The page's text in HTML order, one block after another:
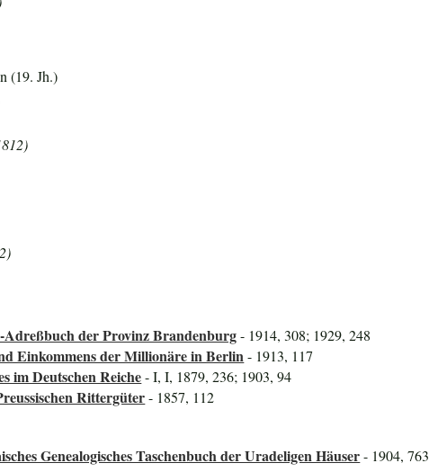
(19. Jh.)
Adreßbuch der Provinz Brandenburg- 1914, 308; 1929, 248
Einkommens der Millionäre in Berlin- 1913, 117
im Deutschen Reiche- I, I, 1879, 236; 1903, 94
Rittergüter- 1857, 112
Genealogisches Taschenbuch der Uradeligen Häuser- 1904, 763